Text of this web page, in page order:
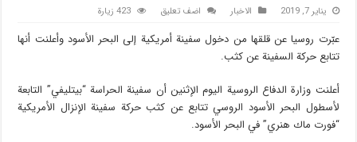
يناير 7, 2019 الاخبار اضف تعليق 423 زيارة
عبّرت روسيا عن قلقها من دخول سفينة أمريكية إلى البحر الأسود وأعلنت أنها
تتابع حركة السفينة عن كثب.
أعلنت وزارة الدفاع الروسية اليوم الإثنين أن سفينة الحراسة “بيتليفي” التابعة
لأسطول البحر الأسود الروسي تتابع عن كثب حركة سفينة الإنزال الأمريكية
“فورت ماك هنري” في البحر الأسود.